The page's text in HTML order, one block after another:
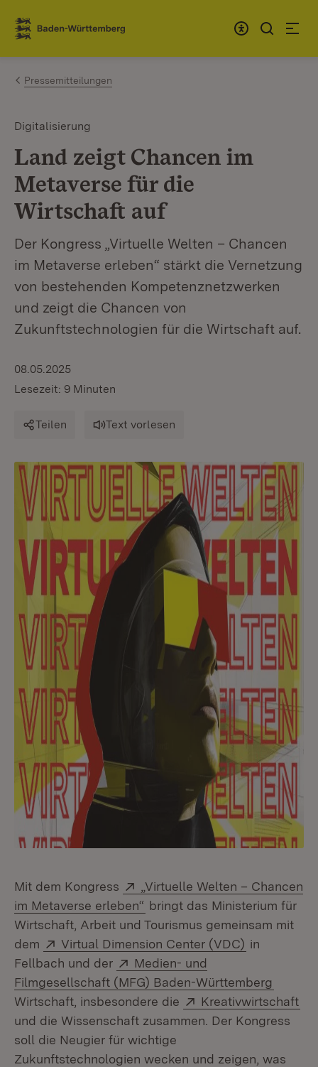
Zum Inhalt springen
Link zur Startseite
Pressemitteilungen
Digitalisierung
Land zeigt Chancen im
Metaverse für die
Wirtschaft auf
Der Kongress „Virtuelle Welten – Chancen
im Metaverse erleben“ stärkt die Vernetzung
von bestehenden Kompetenznetzwerken
und zeigt die Chancen von
Zukunftstechnologien für die Wirtschaft auf.
08.05.2025
Lesezeit: 9 Minuten
Teilen Text vorlesen
Mit dem Kongress Extern:
„Virtuelle Welten – Chancen
im Metaverse erleben“ (Öffnet in neuem Fenster)
bringt das Ministerium für
Wirtschaft, Arbeit und Tourismus gemeinsam mit
dem
Extern:
Virtual Dimension Center (VDC) (Öffnet in
in
Fellbach und der
Extern:
Medien- und
Filmgesellschaft (MFG) Baden-Württemberg
Wirtschaft, insbesondere die
Extern:
Kreativwirtschaft
und die Wissenschaft zusammen. Der Kongress
soll die Neugier für wichtige
Zukunftstechnologien wecken und zeigen, was